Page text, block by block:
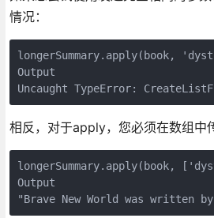
情况：
longerSummary.apply(book,
Output
Uncaught TypeError:
相反，对于apply，您必须在数组中
longerSummary.apply(book,
Output
"Brave New World was